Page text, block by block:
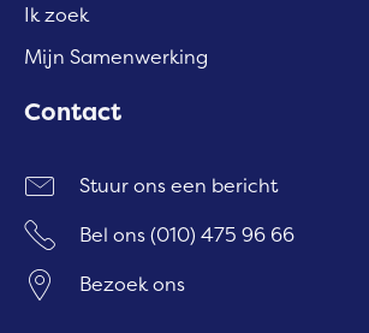
Ik zoek
Mijn Samenwerking
Contact
Stuur ons een bericht
Bel ons(010) 475 96 66
Bezoek ons